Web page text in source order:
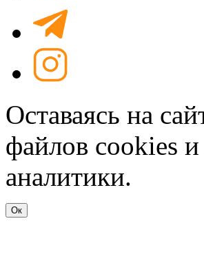
Оставаясь на
файлов cookies
аналитики.
Ок